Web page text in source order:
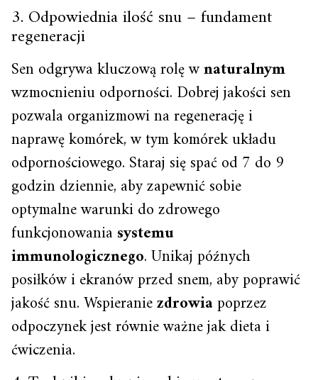
3. Odpowiednia ilość snu – fundament
regeneracji
Sen odgrywa kluczową rolę wnaturalnym
wzmocnieniu odporności. Dobrej jakości sen
pozwala organizmowi na regenerację i
naprawę komórek, w tym komórek układu
odpornościowego. Staraj się spać od 7 do 9
godzin dziennie, aby zapewnić sobie
optymalne warunki do zdrowego
funkcjonowaniasystemu
immunologicznego. Unikaj późnych
posiłków i ekranów przed snem, aby poprawić
jakość snu. Wspieraniezdrowiapoprzez
odpoczynek jest równie ważne jak dieta i
ćwiczenia.